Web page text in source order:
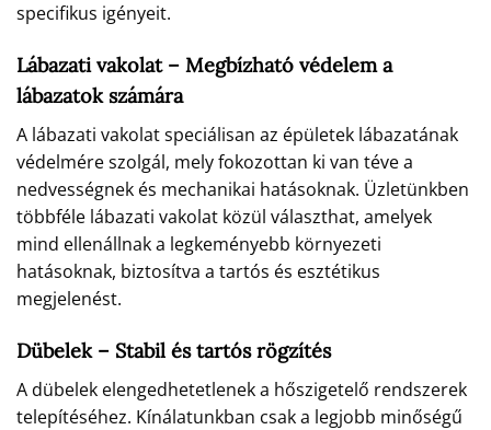
specifikus igényeit.
Lábazati vakolat – Megbízható védelem a
lábazatok számára
A lábazati vakolat speciálisan az épületek lábazatának
védelmére szolgál, mely fokozottan ki van téve a
nedvességnek és mechanikai hatásoknak. Üzletünkben
többféle lábazati vakolat közül választhat, amelyek
mind ellenállnak a legkeményebb környezeti
hatásoknak, biztosítva a tartós és esztétikus
megjelenést.
Dübelek – Stabil és tartós rögzítés
A dübelek elengedhetetlenek a hőszigetelő rendszerek
telepítéséhez. Kínálatunkban csak a legjobb minőségű